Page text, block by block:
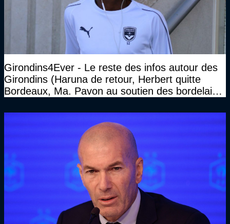
Girondins4Ever - Le reste des infos autour des
Girondins (Haruna de retour, Herbert quitte
Bordeaux, Ma. Pavon au soutien des bordelais,